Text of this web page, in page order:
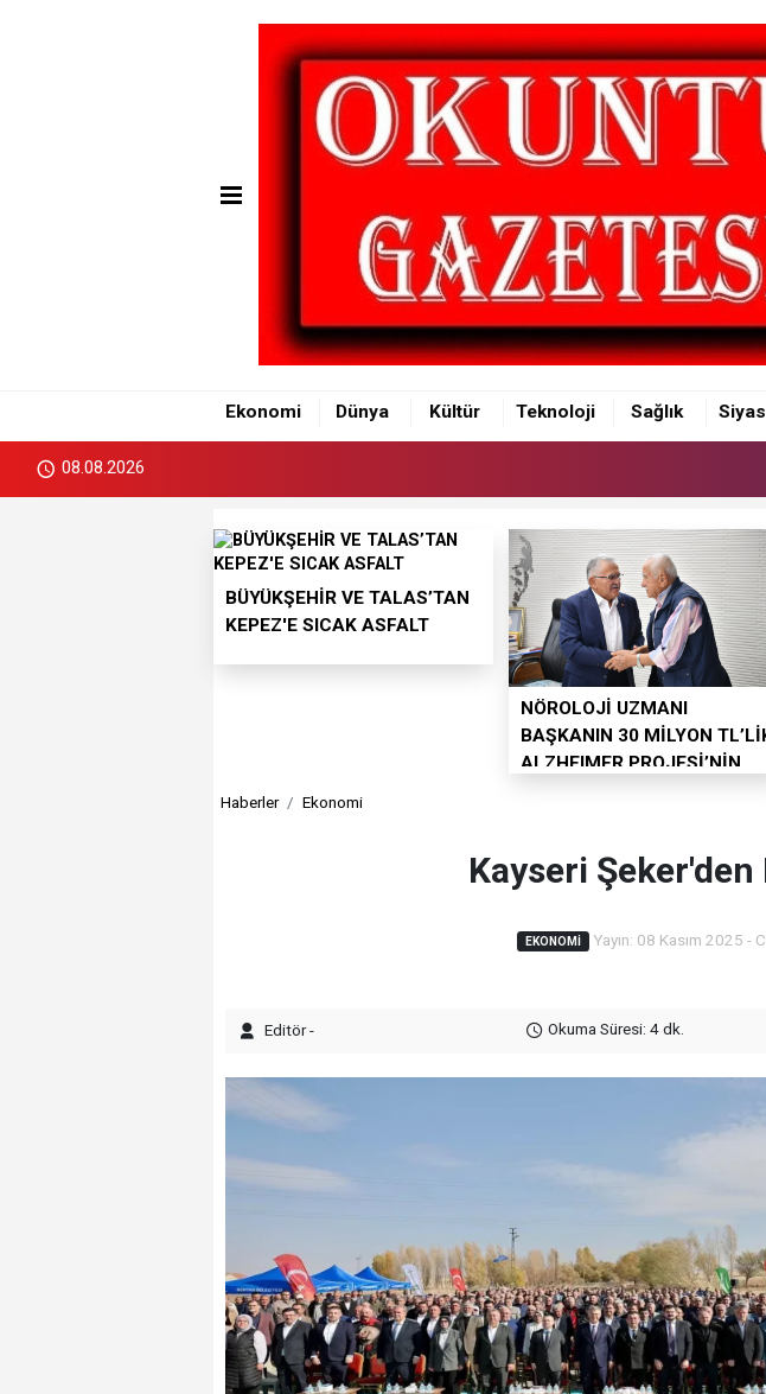
Ekonomi Dünya Kültür Teknoloji Sağlık
08.08.2026
BÜYÜKŞEHİR VE TALAS’TAN
KEPEZ'E SICAK ASFALT
NÖROLOJİ UZMANI
BAŞKANIN 30 MİLYON
ALZHEIMER PROJESİ’NİN
Haberler Ekonomi
Kayseri Şeker'den
EKONOMI Yayın: 08 Kasım 2025 -
Editör - Okuma Süresi: 4 dk.